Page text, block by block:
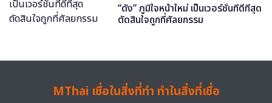
“ดัง” ภูมิใจหน้าใหม่ เป็นเวอร์ชั่นที่ดีที่สุด
ตัดสินใจถูกที่ศัลยกรรม
MThai เชื่อในสิ่งที่ทำ ทำในสิ่งที่เชื่อ